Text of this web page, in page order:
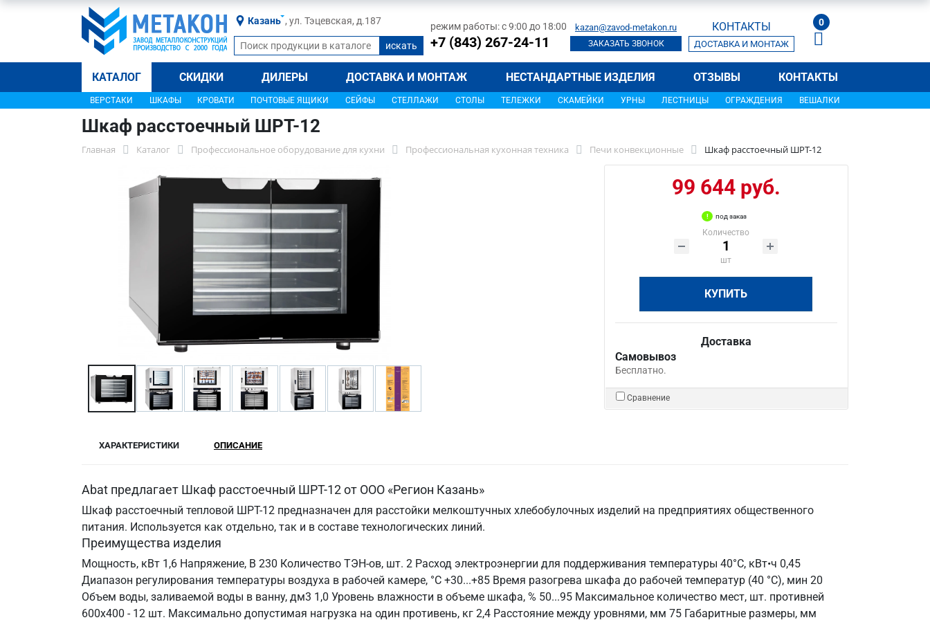
Казань , ул. Тэцевская, д.187 режим работы: с 9:00 до 18:00
+7 (843) 267-24-11
kazan@zavod-metakon.ru
ЗАКАЗАТЬ ЗВОНОК
КОНТАКТЫ
ДОСТАВКА И МОНТАЖ
0
КАТАЛОГ СКИДКИ ДИЛЕРЫ ДОСТАВКА И МОНТАЖ НЕСТАНДАРТНЫЕ ИЗДЕЛИЯ ОТЗЫВЫ КОНТАКТЫ
ВЕРСТАКИ ШКАФЫ КРОВАТИ ПОЧТОВЫЕ ЯЩИКИ СЕЙФЫ СТЕЛЛАЖИ СТОЛЫ ТЕЛЕЖКИ СКАМЕЙКИ УРНЫ ЛЕСТНИЦЫ ОГРАЖДЕНИЯ ВЕШАЛКИ
Шкаф расстоечный ШРТ-12
Главная Каталог Профессиональное оборудование для кухни Профессиональная кухонная техника Печи конвекционные Шкаф расстоечный ШРТ-12
99 644 руб.
под заказ
Количество
шт
КУПИТЬ
Доставка
Самовывоз
Бесплатно.
Сравнение
ХАРАКТЕРИСТИКИ ОПИСАНИЕ
Abat предлагает Шкаф расстоечный ШРТ-12 от ООО «Регион Казань»
Шкаф расстоечный тепловой ШРТ-12 предназначен для расстойки мелкоштучных хлебобулочных изделий на предприятиях общественного
питания. Используется как отдельно, так и в составе технологических линий.
Преимущества изделия
Мощность, кВт 1,6 Напряжение, В 230 Количество ТЭН-ов, шт. 2 Расход электроэнергии для поддерживания температуры 40°С, кВт•ч 0,45
Диапазон регулирования температуры воздуха в рабочей камере, °С +30...+85 Время разогрева шкафа до рабочей температур (40 °С), мин 20
Объем воды, заливаемой воды в ванну, дм3 1,0 Уровень влажности в объеме шкафа, % 50...95 Максимальное количество мест, шт. противней
600х400 - 12 шт. Максимально допустимая нагрузка на один противень, кг 2,4 Расстояние между уровнями, мм 75 Габаритные размеры, мм